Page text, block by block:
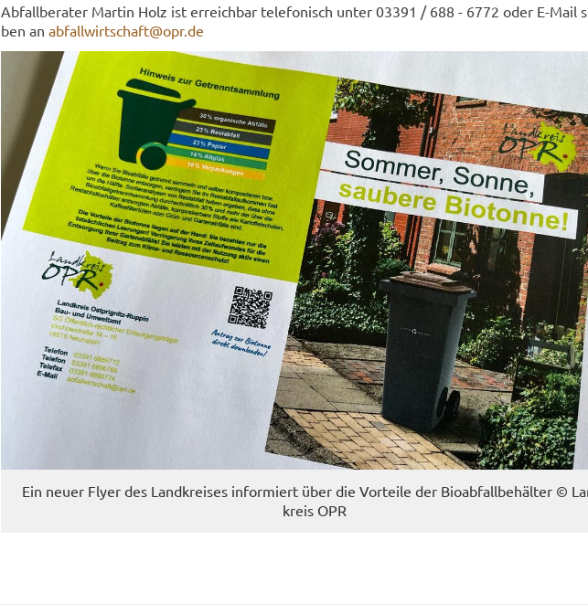
Ab­fall­be­ra­ter Mar­tin Holz ist er­reich­bar te­le­fo­nisch unter 03391 / 688 - 6772 oder E-​Mail
ben an ab­fall­wirt­schaft@opr.de
Ein neuer Flyer des Land­krei­ses in­for­miert über die Vor­tei­le der Bio­ab­fall­be­häl­ter ©
kreis OPR